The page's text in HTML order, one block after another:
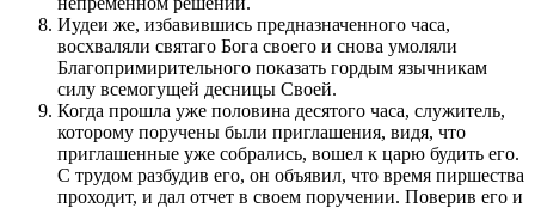
Иудеи же, избавившись предназначенного часа,
восхваляли святаго Бога своего и снова умоляли
Благопримирительного показать гордым язычникам
силу всемогущей десницы Своей.
Когда прошла уже половина десятого часа, служитель,
которому поручены были приглашения, видя, что
приглашенные уже собрались, вошел к царю будить его.
С трудом разбудив его, он объявил, что время пиршества
проходит, и дал отчет в своем поручении. Поверив его и